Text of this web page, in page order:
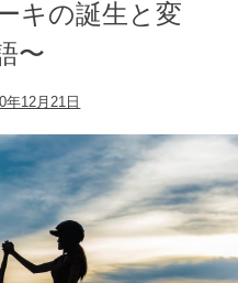
キの誕生と変
〜
年12月21日